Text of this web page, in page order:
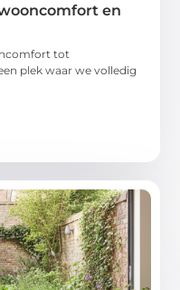
en
tot
plek waar we volledig